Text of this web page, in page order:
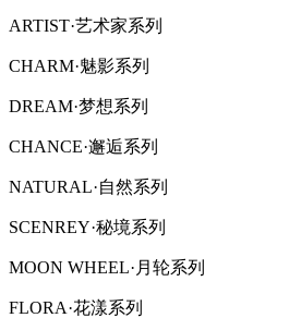
ARTIST·艺术家系列
CHARM·魅影系列
DREAM·梦想系列
CHANCE·邂逅系列
NATURAL·自然系列
SCENREY·秘境系列
MOON WHEEL·月轮系列
FLORA·花漾系列